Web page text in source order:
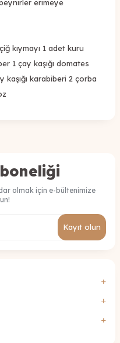
peynirler erimeye
kıymayı 1 adet kuru
1 çay kaşığı domates
kaşığı karabiberi 2 çorba
olmak için e-bültenimize
Kayıt olun